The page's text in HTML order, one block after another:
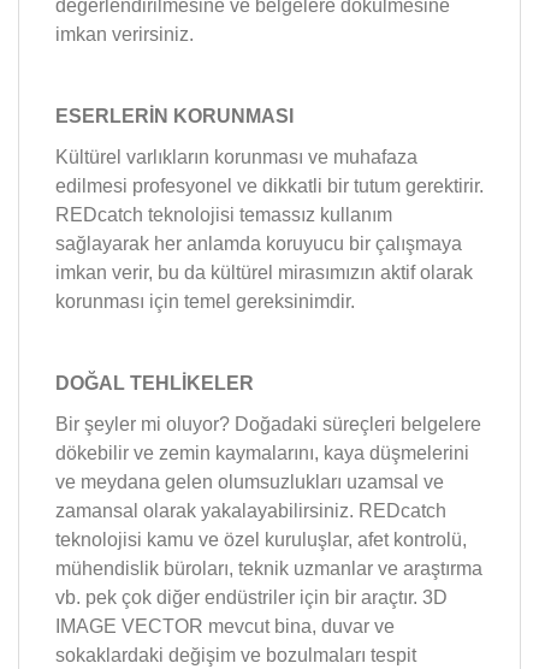
değerlendirilmesine ve belgelere dökülmesine
imkan verirsiniz.
ESERLERİN KORUNMASI
Kültürel varlıkların korunması ve muhafaza
edilmesi profesyonel ve dikkatli bir tutum gerektirir.
REDcatch teknolojisi temassız kullanım
sağlayarak her anlamda koruyucu bir çalışmaya
imkan verir, bu da kültürel mirasımızın aktif olarak
korunması için temel gereksinimdir.
DOĞAL TEHLİKELER
Bir şeyler mi oluyor? Doğadaki süreçleri belgelere
dökebilir ve zemin kaymalarını, kaya düşmelerini
ve meydana gelen olumsuzlukları uzamsal ve
zamansal olarak yakalayabilirsiniz. REDcatch
teknolojisi kamu ve özel kuruluşlar, afet kontrolü,
mühendislik büroları, teknik uzmanlar ve araştırma
vb. pek çok diğer endüstriler için bir araçtır. 3D
IMAGE VECTOR mevcut bina, duvar ve
sokaklardaki değişim ve bozulmaları tespit